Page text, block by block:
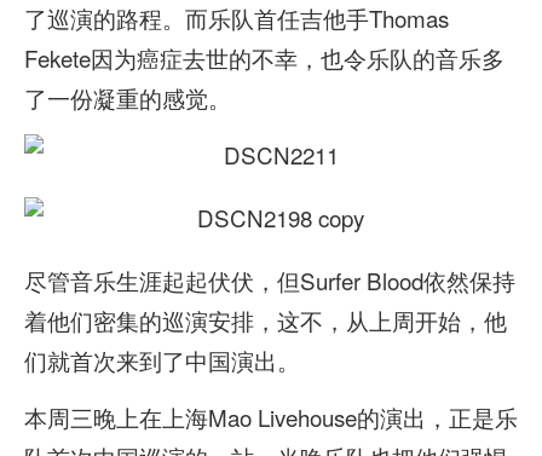
了巡演的路程。而乐队首任吉他手Thomas
Fekete因为癌症去世的不幸，也令乐队的音乐多
了一份凝重的感觉。
尽管音乐生涯起起伏伏，但Surfer Blood依然保持
着他们密集的巡演安排，这不，从上周开始，他
们就首次来到了中国演出。
本周三晚上在上海Mao Livehouse的演出，正是乐